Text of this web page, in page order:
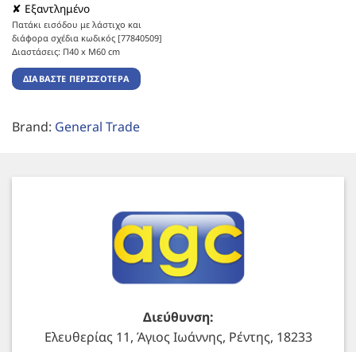
✘ Εξαντλημένο
Πατάκι εισόδου με λάστιχο και
διάφορα σχέδια κωδικός [77840509]
Διαστάσεις: Π40 x Μ60 cm
ΔΙΑΒΆΣΤΕ ΠΕΡΙΣΣΌΤΕΡΑ
Brand: General Trade
Διεύθυνση:
Ελευθερίας 11, Άγιος Ιωάννης, Ρέντης, 18233